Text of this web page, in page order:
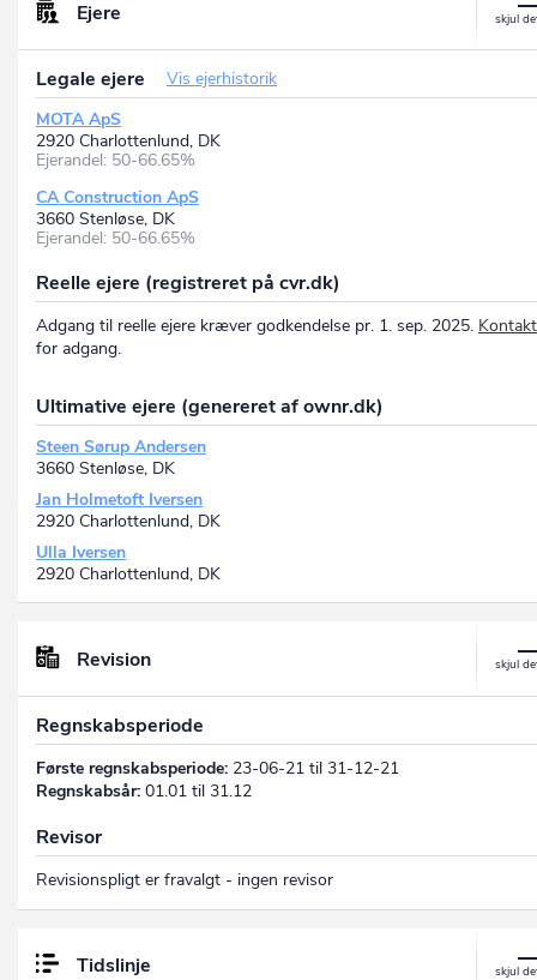
Ejere
Legale ejere
Vis ejerhistorik
MOTA ApS
2920 Charlottenlund, DK
Ejerandel: 50-66.65%
CA Construction ApS
3660 Stenløse, DK
Ejerandel: 50-66.65%
Reelle ejere (registreret på cvr.dk)
Adgang til reelle ejere kræver godkendelse pr. 1. sep. 2025.
for adgang.
Ultimative ejere (genereret af ownr.dk)
Steen Sørup Andersen
3660 Stenløse, DK
Jan Holmetoft Iversen
2920 Charlottenlund, DK
Ulla Iversen
2920 Charlottenlund, DK
Revision
Regnskabsperiode
Første regnskabsperiode: 23-06-21 til 31-12-21
Regnskabsår: 01.01 til 31.12
Revisor
Revisionspligt er fravalgt - ingen revisor
Tidslinje